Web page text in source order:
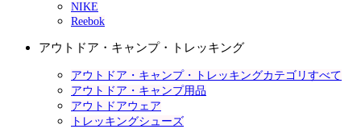
NIKE
Reebok
アウトドア・キャンプ・トレッキング
アウトドア・キャンプ・トレッキングカテゴリすべて
アウトドア・キャンプ用品
アウトドアウェア
トレッキングシューズ